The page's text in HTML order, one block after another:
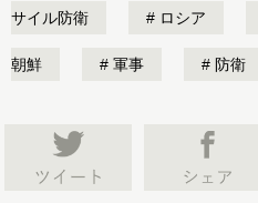
サイル防衛 ロシア
朝鮮 軍事 防衛